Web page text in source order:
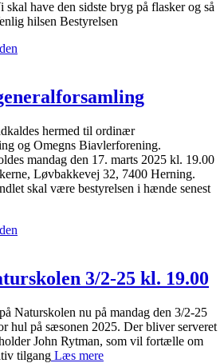
have den sidste bryg på flasker og så
hilsen Bestyrelsen
hermed til ordinær
og Omegns Biavlerforening.
mandag den 17. marts 2025 kl. 19.00
Løvbakkevej 32, 7400 Herning.
skal være bestyrelsen i hænde senest
3/2-25 kl. 19.00
Naturskolen nu på mandag den 3/2-25
hul på sæsonen 2025. Der bliver serveret
John Rytman, som vil fortælle om
tilgang Læs mere